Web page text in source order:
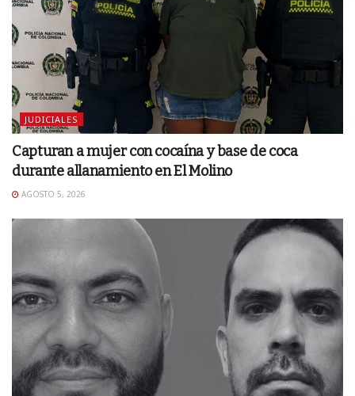
JUDICIALES
Capturan a mujer con cocaína y base de coca
durante allanamiento en El Molino
AGOSTO 5, 2026